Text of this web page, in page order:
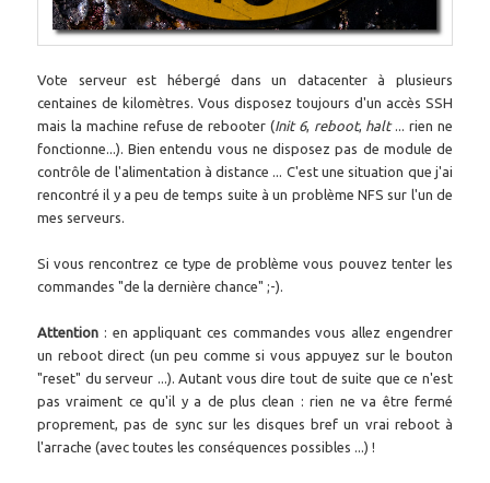
Vote serveur est hébergé dans un datacenter à plusieurs
centaines de kilomètres. Vous disposez toujours d'un accès SSH
mais la machine refuse de rebooter (Init 6, reboot, halt... rien ne
fonctionne...). Bien entendu vous ne disposez pas de module de
contrôle de l'alimentation à distance ... C'est une situation que j'ai
rencontré il y a peu de temps suite à un problème NFS sur l'un de
mes serveurs.
Si vous rencontrez ce type de problème vous pouvez tenter les
commandes "de la dernière chance" ;-).
Attention : en appliquant ces commandes vous allez engendrer
un reboot direct (un peu comme si vous appuyez sur le bouton
"reset" du serveur ...). Autant vous dire tout de suite que ce n'est
pas vraiment ce qu'il y a de plus clean : rien ne va être fermé
proprement, pas de sync sur les disques bref un vrai reboot à
l'arrache (avec toutes les conséquences possibles ...) !